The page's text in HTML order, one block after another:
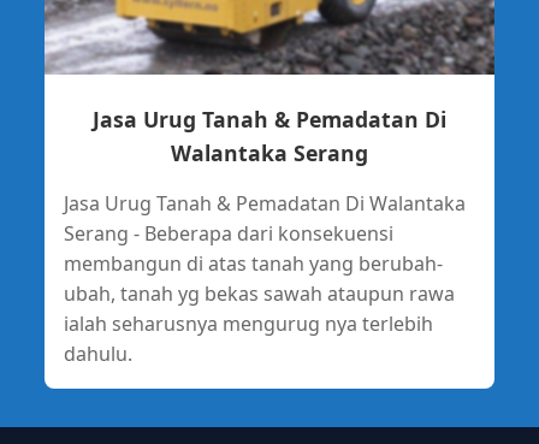
Jasa Urug Tanah & Pemadatan Di
Walantaka Serang
Jasa Urug Tanah & Pemadatan Di Walantaka
Serang - Beberapa dari konsekuensi
membangun di atas tanah yang berubah-
ubah, tanah yg bekas sawah ataupun rawa
ialah seharusnya mengurug nya terlebih
dahulu.